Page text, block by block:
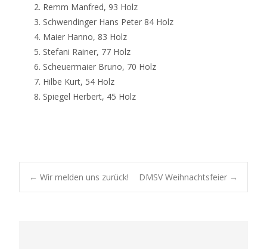
Remm Manfred, 93 Holz
Schwendinger Hans Peter 84 Holz
Maier Hanno, 83 Holz
Stefani Rainer, 77 Holz
Scheuermaier Bruno, 70 Holz
Hilbe Kurt, 54 Holz
Spiegel Herbert, 45 Holz
Post
← Wir melden uns zurück! DMSV Weihnachtsfeier →